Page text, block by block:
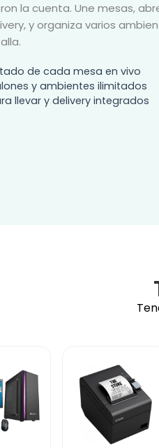
la cuenta. Une mesas,
y organiza varios
de cada mesa en vivo
y ambientes ilimitados
llevar y delivery integrados